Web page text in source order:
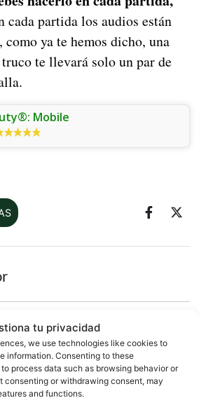
tu privacidad
we use technologies like cookies to
information. Consenting to these
process data such as browsing behavior or
consenting or withdrawing consent, may
and functions.
cada partida los audios están
como ya te hemos dicho, una
te llevará solo un par de
Mobile